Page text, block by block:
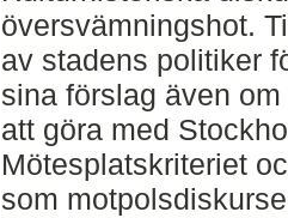
översvämningshot.
av stadens politiker
sina förslag även
att göra med
Mötesplatskriteriet
som